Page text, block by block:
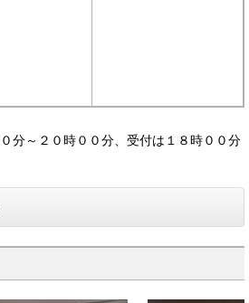
分～２０時００分、受付は１８時００分